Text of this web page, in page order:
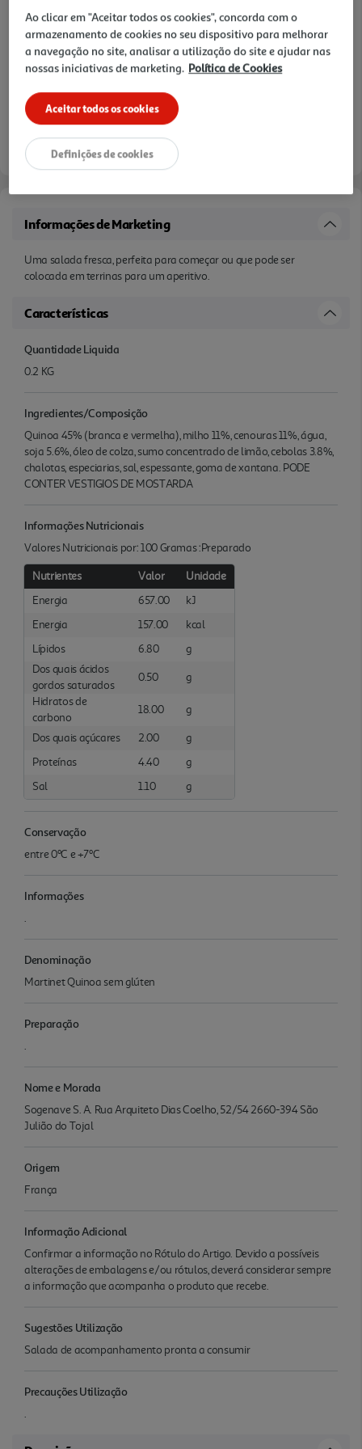
Informações de Marketing
Uma salada fresca, perfeita para começar ou que pode ser
colocada em terrinas para um aperitivo.
Características
Quantidade Liquida
0.2 KG
Ingredientes/Composição
Quinoa 45% (branca e vermelha), milho 11%, cenouras 11%, água,
soja 5.6%, óleo de colza, sumo concentrado de limão, cebolas 3.8%,
chalotas, especiarias, sal, espessante, goma de xantana. PODE
CONTER VESTIGIOS DE MOSTARDA
Informações Nutricionais
Valores Nutricionais por: 100 Gramas :Preparado
Nutrientes Valor
Unidade
Energia
657.00
kJ
Energia
157.00
kcal
Lípidos
6.80
g
Dos quais ácidos
gordos saturados
0.50
g
Hidratos de
carbono
18.00 g
Dos quais açúcares 2.00
g
Proteínas
4.40
g
Sal
1.10 g
Conservação
entre 0ºC e +7ºC
Informações
.
Denominação
Martinet Quinoa sem glúten
Preparação
.
Nome e Morada
Sogenave S. A. Rua Arquiteto Dias Coelho, 52/54 2660-394 São
Julião do Tojal
Origem
França
Informação Adicional
Confirmar a informação no Rótulo do Artigo. Devido a possíveis
alterações de embalagens e/ou rótulos, deverá considerar sempre
a informação que acompanha o produto que recebe.
Sugestões Utilização
Salada de acompanhamento pronta a consumir
Precauções Utilização
.
Ao clicar em "Aceitar todos os cookies", concorda com o
armazenamento de cookies no seu dispositivo para melhorar
a navegação no site, analisar a utilização do site e ajudar nas
nossas iniciativas de marketing. Política de Cookies
Aceitar todos os cookies
Definições de cookies